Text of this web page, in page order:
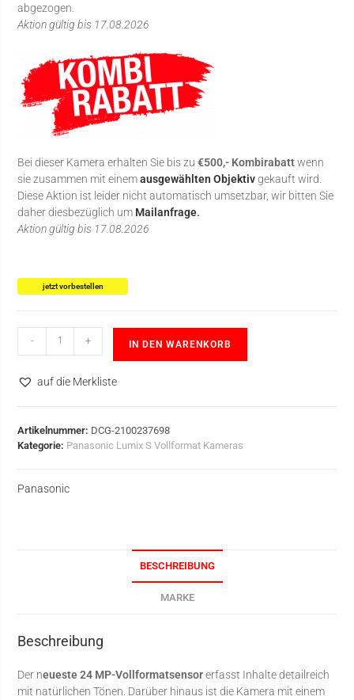
abgezogen.
Aktion gültig bis 17.08.2026
Bei dieser Kamera erhalten Sie bis zu€500,- Kombirabattwenn
sie zusammen mit einemausgewählten Objektivgekauft wird.
Diese Aktion ist leider nicht automatisch umsetzbar, wir bitten Sie
daher diesbezüglich um Mailanfrage.
Aktion gültig bis 17.08.2026
jetzt vorbestellen
- + IN DEN WARENKORB
auf die Merkliste
Artikelnummer: DCG-2100237698
Kategorie: Panasonic Lumix S Vollformat Kameras
Panasonic
BESCHREIBUNG
MARKE
Beschreibung
Der neueste 24 MP-Vollformatsensorerfasst Inhalte detailreich
mit natürlichen Tönen. Darüber hinaus ist die Kamera mit einem